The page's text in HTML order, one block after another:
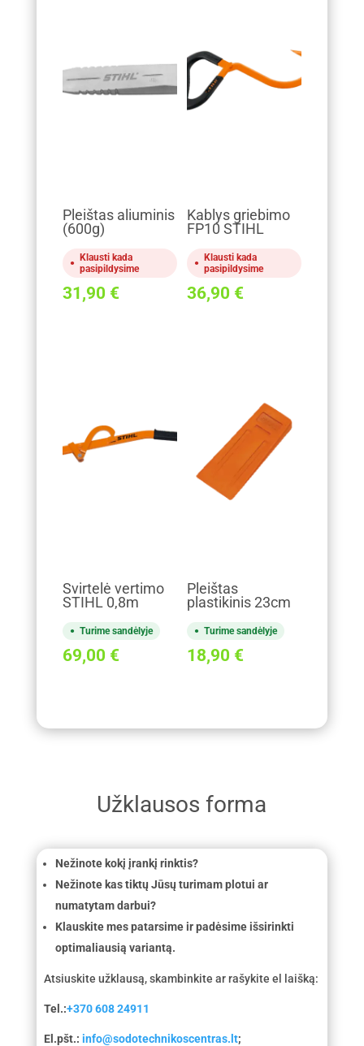
Pleištas aliuminis
(600g)
Klausti kada
pasipildysime
31,90 €
Kablys griebimo
FP10 STIHL
Klausti kada
pasipildysime
36,90 €
Svirtelė vertimo
STIHL 0,8m
Turime sandėlyje
69,00 €
Pleištas
plastikinis 23cm
Turime sandėlyje
18,90 €
Užklausos forma
Nežinote kokį įrankį rinktis?
Nežinote kas tiktų Jūsų turimam plotui ar
numatytam darbui?
Klauskite mes patarsime ir padėsime išsirinkti
optimaliausią variantą.
Atsiuskite užklausą, skambinkite ar rašykite el laišką:
Tel.:+370 608 24911
El.pšt.: info@sodotechnikoscentras.lt;